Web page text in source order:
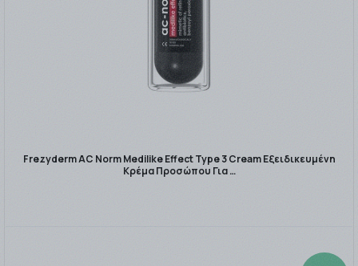
Frezyderm AC Norm Medilike Effect Type 3 Cream Εξειδικευμένη
Κρέμα Προσώπου Για …